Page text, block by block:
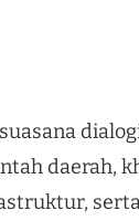
daerah,